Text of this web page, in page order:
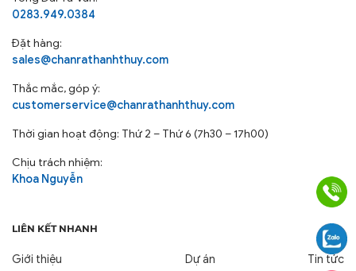
0283.949.0384
Đặt hàng:
sales@chanrathanhthuy.com
Thắc mắc, góp ý:
customerservice@chanrathanhthuy.com
Thời gian hoạt động: Thứ 2 – Thứ 6 (7h30 – 17h00)
Chịu trách nhiệm:
Khoa Nguyễn
LIÊN KẾT NHANH
Giới thiệu Dự án Tin tức